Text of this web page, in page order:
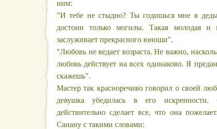
ним:
"И тебе не стыдно? Ты годишься мне в деды.
достоин только могилы. Такая молодая и
заслуживает прекрасного юноши".
"Любовь не ведает возраста. Не важно,
любовь действует на всех одинаково. Я
скажешь".
Мастер так красноречиво говорил о своей
девушка убедилась в его
действительно сделает все, что она
Санану с такими словами: